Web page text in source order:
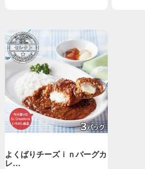
よくばりチーズｉｎバーグカ
レ…